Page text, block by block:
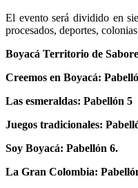
El evento será dividido en
procesados, deportes,
Boyacá Territorio de
Creemos en Boyacá:
Las esmeraldas: Pabellón 5
Juegos tradicionales:
Soy Boyacá: Pabellón 6.
La Gran Colombia: